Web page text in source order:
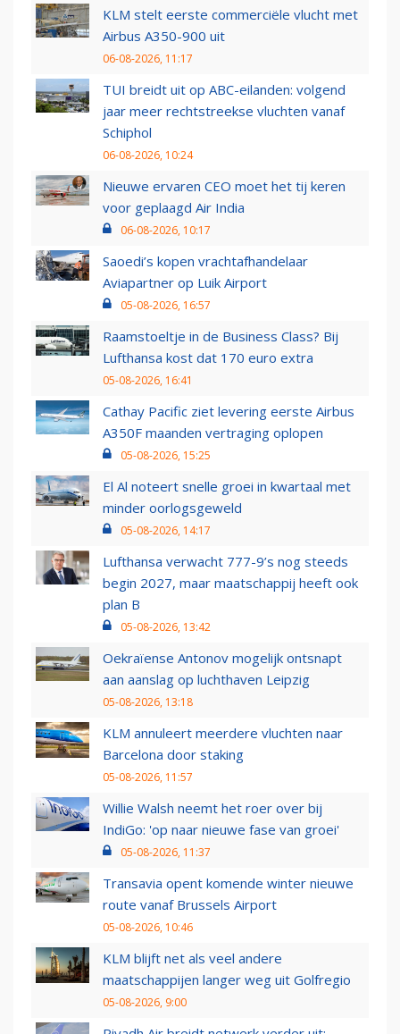
KLM stelt eerste commerciële vlucht met
Airbus A350-900 uit
06-08-2026, 11:17
TUI breidt uit op ABC-eilanden: volgend
jaar meer rechtstreekse vluchten vanaf
Schiphol
06-08-2026, 10:24
Nieuwe ervaren CEO moet het tij keren
voor geplaagd Air India
06-08-2026, 10:17
Saoedi’s kopen vrachtafhandelaar
Aviapartner op Luik Airport
05-08-2026, 16:57
Raamstoeltje in de Business Class? Bij
Lufthansa kost dat 170 euro extra
05-08-2026, 16:41
Cathay Pacific ziet levering eerste Airbus
A350F maanden vertraging oplopen
05-08-2026, 15:25
El Al noteert snelle groei in kwartaal met
minder oorlogsgeweld
05-08-2026, 14:17
Lufthansa verwacht 777-9’s nog steeds
begin 2027, maar maatschappij heeft ook
plan B
05-08-2026, 13:42
Oekraïense Antonov mogelijk ontsnapt
aan aanslag op luchthaven Leipzig
05-08-2026, 13:18
KLM annuleert meerdere vluchten naar
Barcelona door staking
05-08-2026, 11:57
Willie Walsh neemt het roer over bij
IndiGo: 'op naar nieuwe fase van groei'
05-08-2026, 11:37
Transavia opent komende winter nieuwe
route vanaf Brussels Airport
05-08-2026, 10:46
KLM blijft net als veel andere
maatschappijen langer weg uit Golfregio
05-08-2026, 9:00